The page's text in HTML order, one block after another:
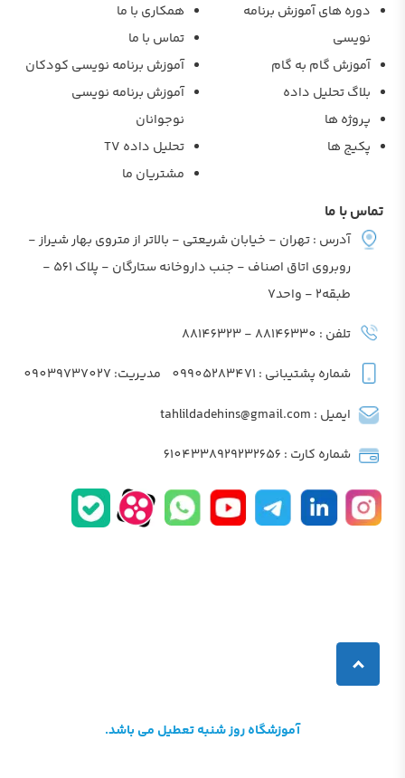
دوره های آموزش برنامه
نویسی
آموزش گام به گام
بلاگ تحلیل داده
پروژه ها
پکیج ها
همکاری با ما
تماس با ما
آموزش برنامه نویسی کودکان
آموزش برنامه نویسی
نوجوانان
تحلیل داده TV
مشتریان ما
تماس با ما
آدرس : تهران - خیابان شریعتی - بالاتر از متروی بهار شیراز -
روبروی اتاق اصناف - جنب داروخانه ستارگان - پلاک 561 -
طبقه2 - واحد7
تلفن : 88146330 - 88146323
شماره پشتیبانی : 09905283471 مدیریت: 09039737027
ایمیل : tahlildadehins@gmail.com
شماره کارت : 6104338929232656
آموزشگاه روز شنبه تعطیل می باشد.